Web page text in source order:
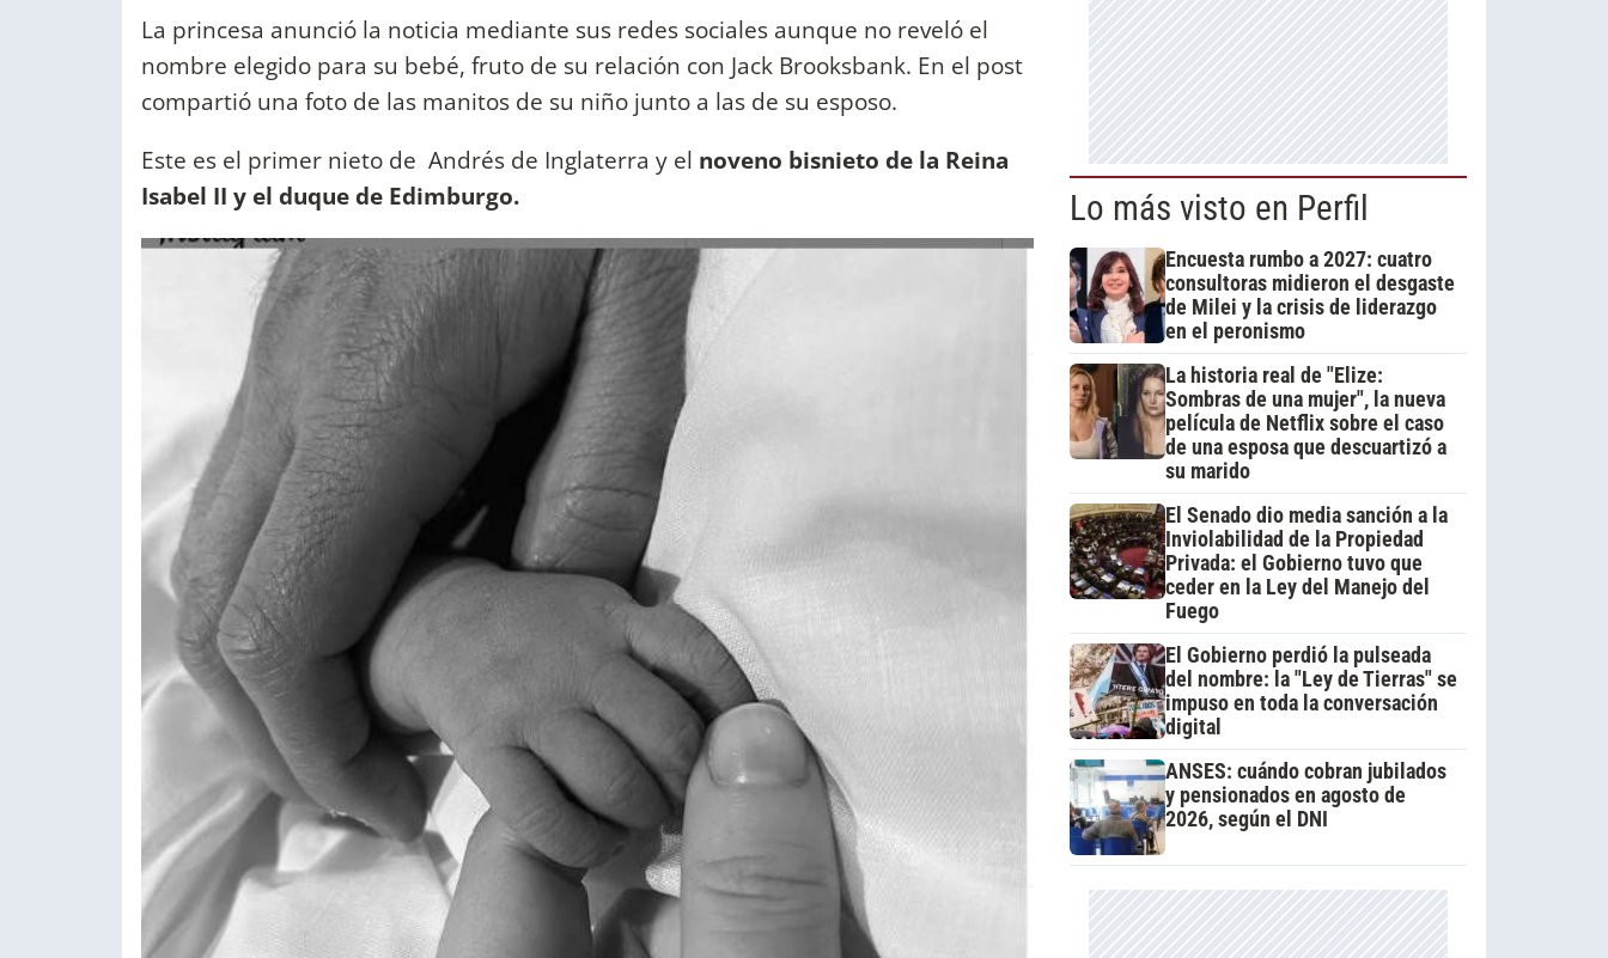
La princesa anunció la noticia mediante sus redes sociales aunque no reveló el
nombre elegido para su bebé, fruto de su relación con Jack Brooksbank. En el post
compartió una foto de las manitos de su niño junto a las de su esposo.
Este es el primer nieto de Andrés de Inglaterra y el noveno bisnieto de la Reina
Isabel II y el duque de Edimburgo.
Lo más visto en Perfil
Encuesta rumbo a 2027: cuatro
consultoras midieron el desgaste
de Milei y la crisis de liderazgo
en el peronismo
La historia real de "Elize:
Sombras de una mujer", la nueva
película de Netflix sobre el caso
de una esposa que descuartizó a
su marido
El Senado dio media sanción a la
Inviolabilidad de la Propiedad
Privada: el Gobierno tuvo que
ceder en la Ley del Manejo del
Fuego
El Gobierno perdió la pulseada
del nombre: la "Ley de Tierras" se
impuso en toda la conversación
digital
ANSES: cuándo cobran jubilados
y pensionados en agosto de
2026, según el DNI